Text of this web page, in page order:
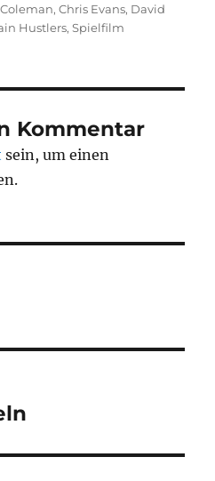
,Chris Evans, David
Hustlers,Spielfilm
Kommentar
sein, um einen